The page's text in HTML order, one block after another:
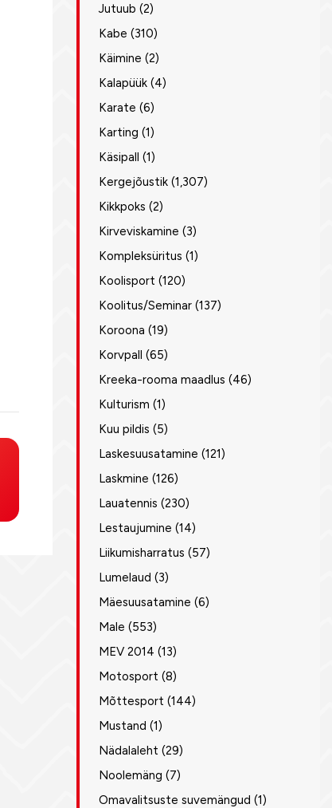
Jutuub (2)
Kabe (310)
Käimine (2)
Kalapüük (4)
Karate (6)
Karting (1)
Käsipall (1)
Kergejõustik (1,307)
Kikkpoks (2)
Kirveviskamine (3)
Kompleksüritus (1)
Koolisport (120)
Koolitus/Seminar (137)
Koroona (19)
Korvpall (65)
Kreeka-rooma maadlus (46)
Kulturism (1)
Kuu pildis (5)
Laskesuusatamine (121)
Laskmine (126)
Lauatennis (230)
Lestaujumine (14)
Liikumisharratus (57)
Lumelaud (3)
Mäesuusatamine (6)
Male (553)
MEV 2014 (13)
Motosport (8)
Mõttesport (144)
Mustand (1)
Nädalaleht (29)
Noolemäng (7)
Omavalitsuste suvemängud (1)